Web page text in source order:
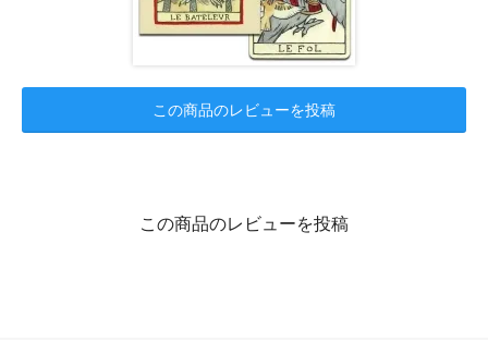
この商品のレビューを投稿
この商品のレビューを投稿